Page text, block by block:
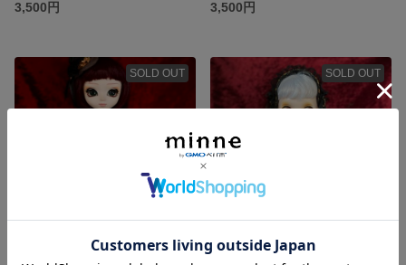
3,500円 3,500円
SOLD OUT
プーリップサイズ アウトフィット1
SOLD OUT
ブライス アウトフィット